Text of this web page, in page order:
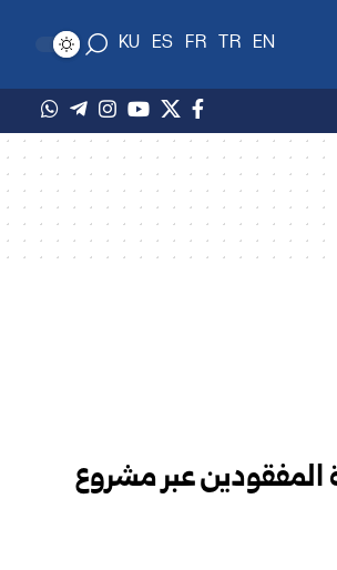
EN
TR
FR
ES
KU
عبر مشروع